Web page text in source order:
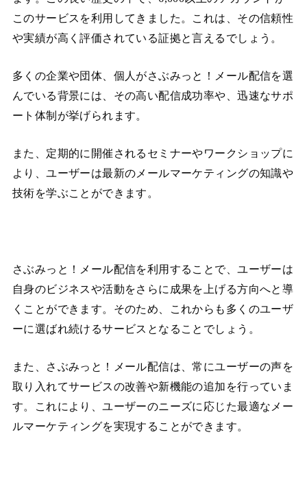
このサービスを利用してきました。これは、その信頼性
や実績が高く評価されている証拠と言えるでしょう。
多くの企業や団体、個人がさぶみっと！メール配信を選
んでいる背景には、その高い配信成功率や、迅速なサポ
ート体制が挙げられます。
また、定期的に開催されるセミナーやワークショップに
より、ユーザーは最新のメールマーケティングの知識や
技術を学ぶことができます。
さぶみっと！メール配信を利用することで、ユーザーは
自身のビジネスや活動をさらに成果を上げる方向へと導
くことができます。そのため、これからも多くのユーザ
ーに選ばれ続けるサービスとなることでしょう。
また、さぶみっと！メール配信は、常にユーザーの声を
取り入れてサービスの改善や新機能の追加を行っていま
す。これにより、ユーザーのニーズに応じた最適なメー
ルマーケティングを実現することができます。